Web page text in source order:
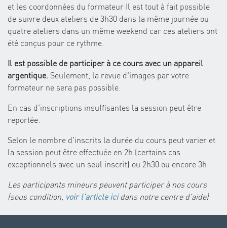
et les coordonnées du formateur Il est tout à fait possible
de suivre deux ateliers de 3h30 dans la même journée ou
quatre ateliers dans un même weekend car ces ateliers ont
été conçus pour ce rythme.
Il est possible de participer à ce cours avec un appareil
argentique. Seulement, la revue d'images par votre
formateur ne sera pas possible.
En cas d'inscriptions insuffisantes la session peut être
reportée.
Selon le nombre d'inscrits la durée du cours peut varier et
la session peut être effectuée en 2h (certains cas
exceptionnels avec un seul inscrit) ou 2h30 ou encore 3h
Les participants mineurs peuvent participer à nos cours
(sous condition, voir l'article icidans notre centre d'aide)